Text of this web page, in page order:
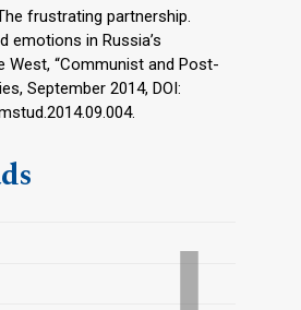
frustrating partnership.
emotions in Russia’s
“Communist and Post-
September 2014, DOI: